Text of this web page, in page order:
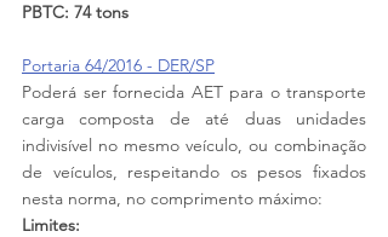
PBTC: 74 tons
Portaria 64/2016 - DER/SP
Poderá ser fornecida AET para o transporte
carga composta de até duas unidades
indivisível no mesmo veículo, ou combinação
de veículos, respeitando os pesos fixados
nesta norma, no comprimento máximo:
Limites: